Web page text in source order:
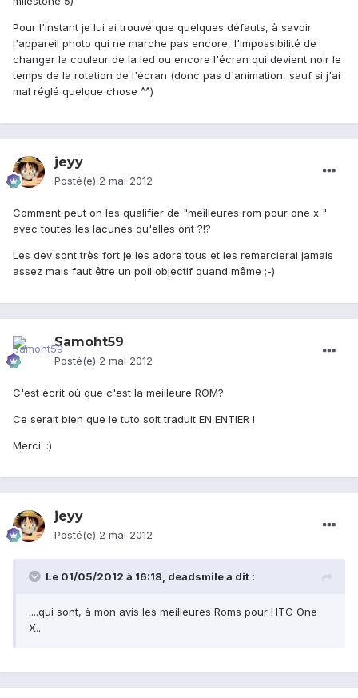
Pour l'instant je lui ai trouvé que quelques défauts, à savoir
l'appareil photo qui ne marche pas encore, l'impossibilité de
changer la couleur de la led ou encore l'écran qui devient noir le
temps de la rotation de l'écran (donc pas d'animation, sauf si j'ai
mal réglé quelque chose ^^)
jeyy
Posté(e) 2 mai 2012
Comment peut on les qualifier de "meilleures rom pour one x "
avec toutes les lacunes qu'elles ont ?!?
Les dev sont très fort je les adore tous et les remercierai jamais
assez mais faut être un poil objectif quand même ;-)
Samoht59
Posté(e) 2 mai 2012
C'est écrit où que c'est la meilleure ROM?
Ce serait bien que le tuto soit traduit EN ENTIER !
Merci. :)
jeyy
Posté(e) 2 mai 2012
Le 01/05/2012 à 16:18, deadsmile a dit :
....qui sont, à mon avis les meilleures Roms pour HTC One
X...